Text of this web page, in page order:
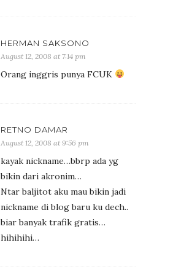
HERMAN SAKSONO
August 12, 2008 at 7:14 pm
Orang inggris punya FCUK
RETNO DAMAR
August 12, 2008 at 9:56 pm
kayak nickname…bbrp ada yg
bikin dari akronim…
Ntar baljitot aku mau bikin jadi
nickname di blog baru ku dech..
biar banyak trafik gratis…
hihihihi…